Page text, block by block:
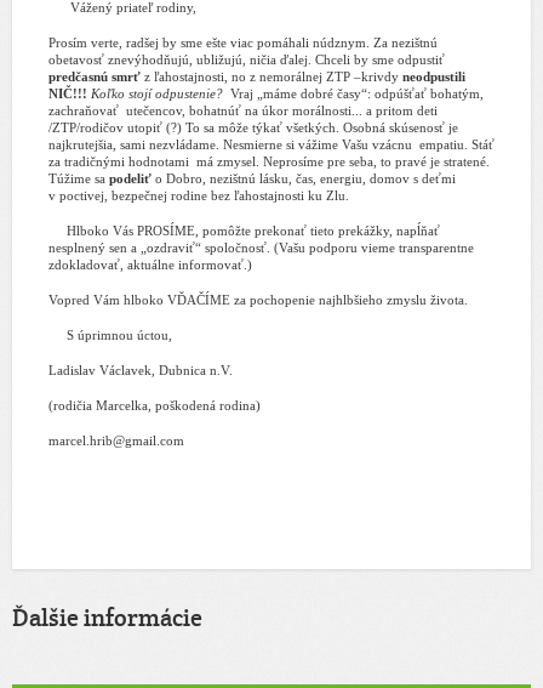
Vážený priateľ rodiny,
Prosím verte, radšej by sme ešte viac pomáhali núdznym. Za nezištnú
obetavosť znevýhodňujú, ubližujú, ničia ďalej. Chceli by sme odpustiť
predčasnú smrť z ľahostajnosti, no z nemorálnej ZTP –krivdy neodpustili
NIČ!!! Koľko stojí odpustenie? Vraj „máme dobré časy“: odpúšťať bohatým,
zachraňovať utečencov, bohatnúť na úkor morálnosti... a pritom deti
/ZTP/rodičov utopiť (?) To sa môže týkať všetkých. Osobná skúsenosť je
najkrutejšia, sami nezvládame. Nesmierne si vážime Vašu vzácnu
empatiu. Stáť
za tradičnými hodnotami
má zmysel. Neprosíme pre seba, to pravé je stratené.
Túžime sa podeliť o Dobro, nezištnú lásku, čas, energiu, domov s deťmi
v poctivej, bezpečnej rodine bez ľahostajnosti ku Zlu.
Hlboko Vás PROSÍME, pomôžte prekonať tieto prekážky, napĺňať
nesplnený sen a „ozdraviť“ spoločnosť. (Vašu podporu vieme transparentne
zdokladovať, aktuálne informovať.)
Vopred Vám hlboko VĎAČÍME za pochopenie najhlbšieho zmyslu života.
S úprimnou úctou,
Ladislav Václavek, Dubnica n.V.
(rodičia Marcelka, poškodená rodina)
marcel.hrib@gmail.com
Ďalšie informácie